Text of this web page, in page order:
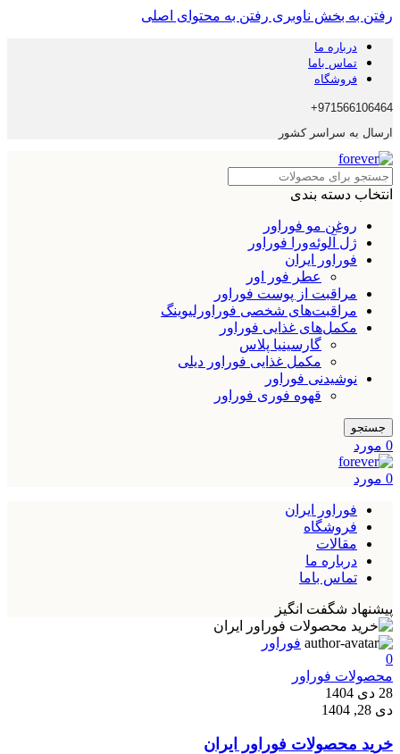
رفتن به بخش ناوبری رفتن به محتوای اصلی
درباره ما
تماس باما
فروشگاه
971566106464+
ارسال به سراسر کشور
انتخاب دسته بندی
روغن مو فوراور
ژل آلوئه‌ورا فوراور
فوراور ایران
عطر فور اور
مراقبت از پوست فوراور
مراقبت‌های شخصی فوراورلیوینگ
مکمل‌های غذایی فوراور
گارسینیا پلاس
مکمل غذایی فوراور دیلی
نوشیدنی فوراور
قهوه فوری فوراور
جستجو
0 مورد
0 مورد
فوراور ایران
فروشگاه
مقالات
درباره ما
تماس باما
پیشنهاد شگفت انگیز
فوراور
0
محصولات فوراور
28 دی 1404
دی 28, 1404
خرید محصولات فوراور ایران